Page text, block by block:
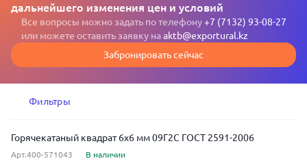
дальнейшего изменения цен и условий
Все вопросы можно задать по телефону+7 (7132) 93-08-27
или можете оставить заявку наaktb@exportural.kz
Забронировать сейчас
Фильтры
Горячекатаный квадрат 6x6 мм 09Г2С ГОСТ 2591-2006
Арт.400-571043 В наличии